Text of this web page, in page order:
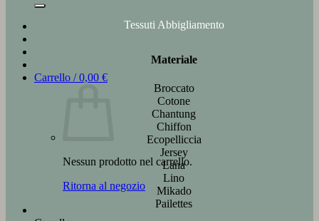
Carrello /0,00 €
Nessun prodotto nel carrello.
Ritorna al negozio
Tessuti Abbigliamento
Materiale
Broccato
Cotone
Chantung
Chiffon
Ecopelliccia
Jersey
Lana
Lino
Mikado
Pailettes